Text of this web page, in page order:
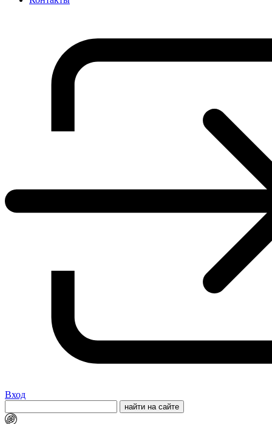
Вход